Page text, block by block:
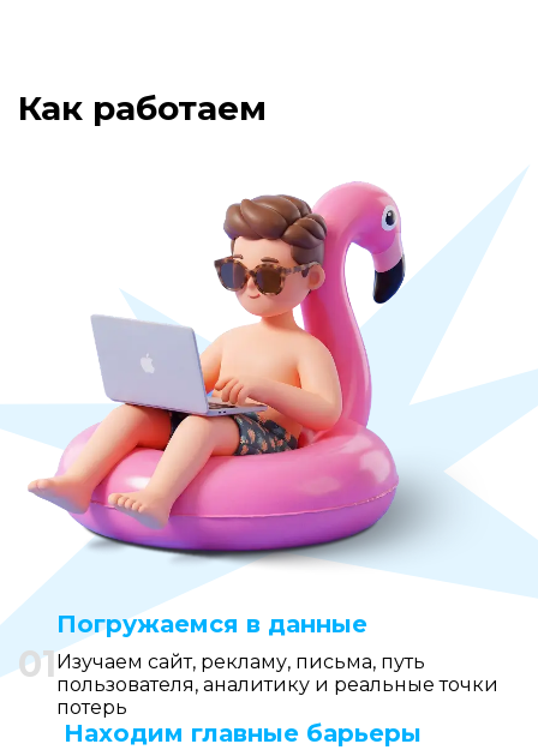
Как работаем
01
Погружаемся в данные
Изучаем сайт, рекламу, письма, путь
пользователя, аналитику и реальные точки
потерь
Находим главные барьеры